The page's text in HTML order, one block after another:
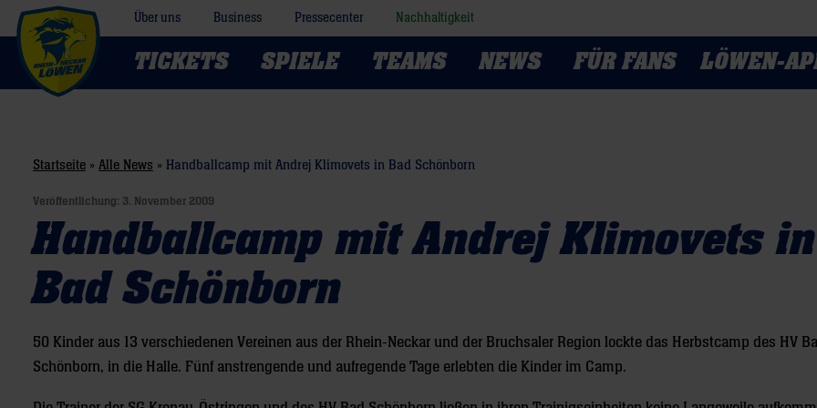
Über uns Business Pressecenter Nachhaltigkeit
TICKETS SPIELE TEAMS NEWS FÜR FANS LÖWEN-
Startseite » Alle News » Handballcamp mit Andrej Klimovets in Bad Schönborn
Veröffentlichung: 3. November 2009
Handballcamp mit Andrej Klimovets in
Bad Schönborn
50 Kinder aus 13 verschiedenen Vereinen aus der Rhein-Neckar und der Bruchsaler Region lockte das Herbstcamp des HV
Schönborn, in die Halle. Fünf anstrengende und aufregende Tage erlebten die Kinder im Camp.